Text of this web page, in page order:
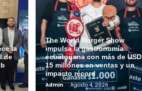
la
de
The World Burger Show
impulsa la gastronomía
ecuatoriana con más de USD
15 millones en ventas y un
impacto récord
Admin Agosto 4, 2026